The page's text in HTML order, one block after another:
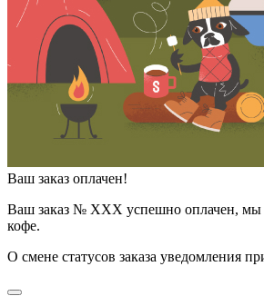
Ваш заказ оплачен!
Ваш заказ № ХХХ успешно оплачен, мы
кофе.
О смене статусов заказа уведомления